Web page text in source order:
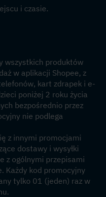
i czasie.
wszystkich produktów
w aplikacji Shopee, z
kart zdrapek i e-
poniżej 2 roku życia
bezpośrednio przez
nie podlega
z innymi promocjami
dostawy i wysyłki
z ogólnymi przepisami
Każdy kod promocyjny
tylko 01 (jeden) raz w